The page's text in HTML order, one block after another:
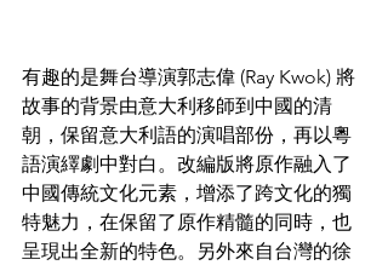
有趣的是舞台導演郭志偉 (Ray Kwok) 將
故事的背景由意大利移師到中國的清
朝，保留意大利語的演唱部份，再以粵
語演繹劇中對白。改編版將原作融入了
中國傳統文化元素，增添了跨文化的獨
特魅力，在保留了原作精髓的同時，也
呈現出全新的特色。另外來自台灣的徐